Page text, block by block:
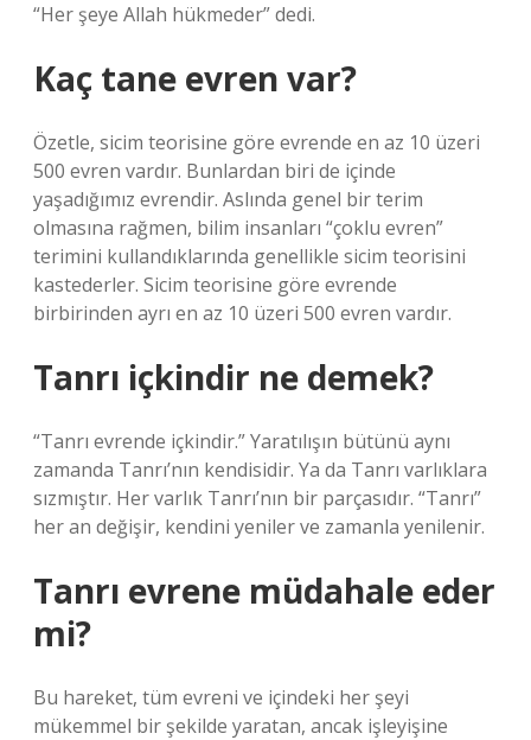
“Her şeye Allah hükmeder” dedi.
Kaç tane evren var?
Özetle, sicim teorisine göre evrende en az 10 üzeri
500 evren vardır. Bunlardan biri de içinde
yaşadığımız evrendir. Aslında genel bir terim
olmasına rağmen, bilim insanları “çoklu evren”
terimini kullandıklarında genellikle sicim teorisini
kastederler. Sicim teorisine göre evrende
birbirinden ayrı en az 10 üzeri 500 evren vardır.
Tanrı içkindir ne demek?
“Tanrı evrende içkindir.” Yaratılışın bütünü aynı
zamanda Tanrı’nın kendisidir. Ya da Tanrı varlıklara
sızmıştır. Her varlık Tanrı’nın bir parçasıdır. “Tanrı”
her an değişir, kendini yeniler ve zamanla yenilenir.
Tanrı evrene müdahale eder
mi?
Bu hareket, tüm evreni ve içindeki her şeyi
mükemmel bir şekilde yaratan, ancak işleyişine